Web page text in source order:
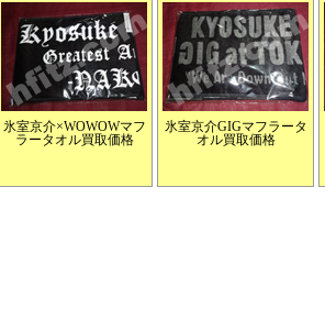
氷室京介×WOWOWマフ
ラータオル買取価格
氷室京介GIGマフラータ
オル買取価格